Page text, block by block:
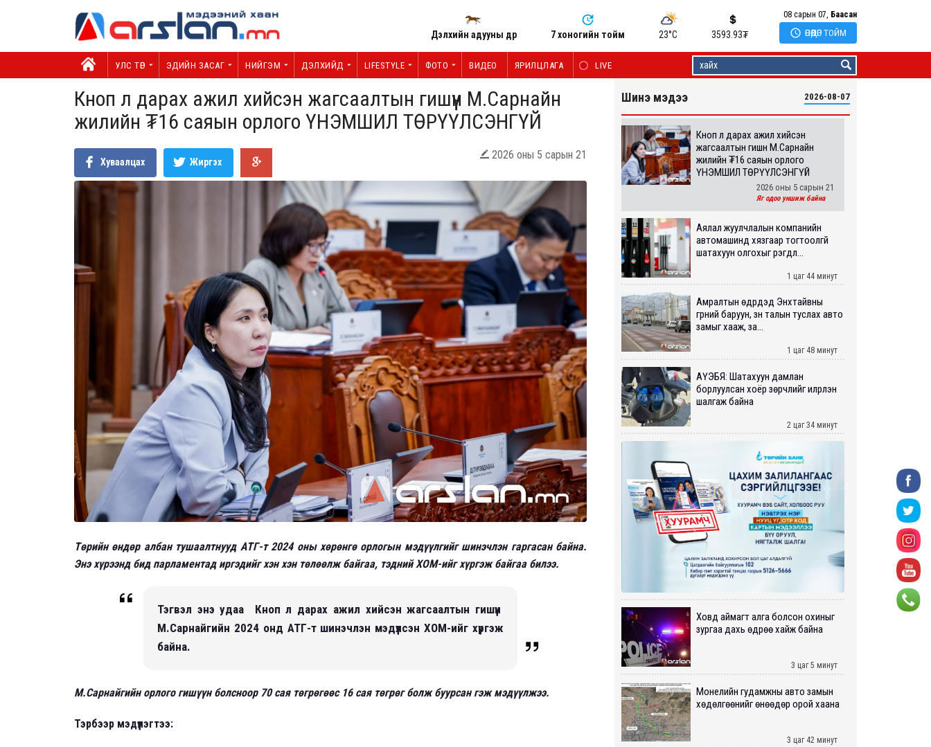
Дэлхийн адууны өдөр 7 хоногийн тойм 23°C 3593.93₮
08 сарын 07, Баасан
 ӨНӨӨДӨР ТОЙМ
УЛС ТӨР ЭДИЙН ЗАСАГ НИЙГЭМ ДЭЛХИЙД LIFESTYLE ФОТО ВИДЕО ЯРИЛЦЛАГА LIVE
Кноп л дарах ажил хийсэн жагсаалтын гишүүн М.Сарнайн
жилийн ₮16 саяын орлого ҮНЭМШИЛ ТӨРҮҮЛСЭНГҮЙ
Хуваалцах Жиргэх
 2026 оны 5 сарын 21
Төрийн өндөр албан тушаалтнууд АТГ-т 2024 оны хөрөнгө орлогын мэдүүлгийг шинэчлэн гаргасан байна.
Энэ хүрээнд бид парламентад иргэдийг хэн хэн төлөөлж байгаа, тэдний ХОМ-ийг хүргэж байгаа билээ.
Тэгвэл энэ удаа Кноп л дарах ажил хийсэн жагсаалтын гишүүн
М.Сарнайгийн 2024 онд АТГ-т шинэчлэн мэдүүлсэн ХОМ-ийг хүргэж
байна.
М.Сарнайгийн орлого гишүүн болсноор 70 сая төгрөгөөс 16 сая төгрөг болж буурсан гэж мэдүүлжээ.
Тэрбээр мэдүүлэгтээ:
Шинэ мэдээ 2026-08-07
Кноп л дарах ажил хийсэн
жагсаалтын гишүүн М.Сарнайн
жилийн ₮16 саяын орлого
ҮНЭМШИЛ ТӨРҮҮЛСЭНГҮЙ
2026 оны 5 сарын 21
Яг одоо уншиж байна
Аялал жуулчлалын компанийн
автомашинд хязгаар тогтоолгүй
шатахуун олгохыг үүрэгдл...
1 цаг 44 минут
Амралтын өдрүүдэд Энхтайвны
гүүрний баруун, зүүн талын туслах авто
замыг хааж, за...
1 цаг 48 минут
АҮЭБЯ: Шатахуун дамлан
борлуулсан хоёр зөрчлийг илрүүлэн
шалгаж байна
2 цаг 34 минут
Ховд аймагт алга болсон охиныг
зургаа дахь өдрөө хайж байна
3 цаг 5 минут
Монелийн гудамжны авто замын
хөдөлгөөнийг өнөөдөр орой хаана
3 цаг 42 минут